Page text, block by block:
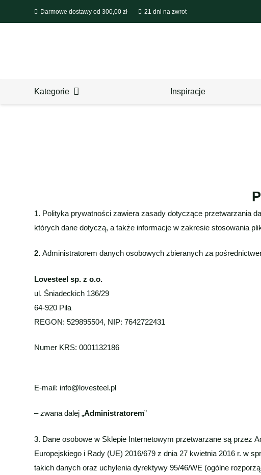
Darmowe dostawy od 300,00 zł 21 dni na zwrot
Kategorie Inspiracje
1. Polityka prywatności zawiera zasady dotyczące przetwarzania
których dane dotyczą, a także informacje w zakresie stosowania
2.Administratorem danych osobowych zbieranych za
Lovesteel sp. z o.o.
ul. Śniadeckich 136/29
64-920 Piła
REGON: 529895504, NIP: 7642722431
Numer KRS: 0001132186
E-mail: info@lovesteel.pl
– zwana dalej „Administratorem”
3. Dane osobowe w Sklepie Internetowym przetwarzane są przez
Europejskiego i Rady (UE) 2016/679 z dnia 27 kwietnia 2016 r. w
takich danych oraz uchylenia dyrektywy 95/46/WE (ogólne